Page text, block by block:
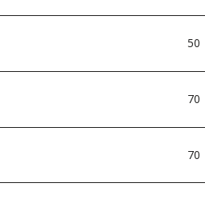
50
70
70